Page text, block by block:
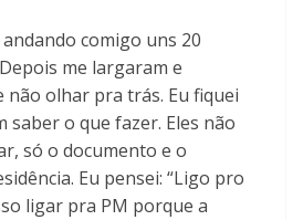
comigo uns 20
me largaram e
não olhar pra trás. Eu fiquei
saber o que fazer. Eles não
só o documento e o
Eu pensei: “Ligo pro
ligar pra PM porque a